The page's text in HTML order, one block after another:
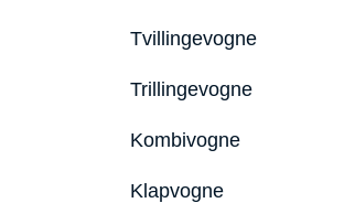
Tvillingevogne
Trillingevogne
Kombivogne
Klapvogne